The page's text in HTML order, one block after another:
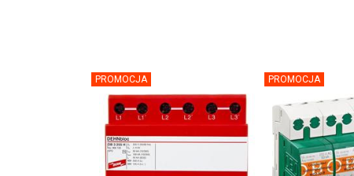
PROMOCJA PROMOCJA